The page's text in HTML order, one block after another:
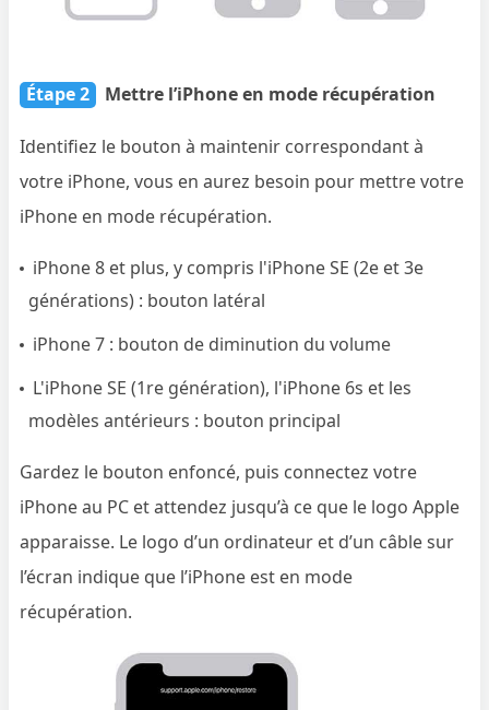
Étape 2 Mettre l’iPhone en mode récupération
Identifiez le bouton à maintenir correspondant à
votre iPhone, vous en aurez besoin pour mettre votre
iPhone en mode récupération.
iPhone 8 et plus, y compris l'iPhone SE (2e et 3e
générations) : bouton latéral
iPhone 7 : bouton de diminution du volume
L'iPhone SE (1re génération), l'iPhone 6s et les
modèles antérieurs : bouton principal
Gardez le bouton enfoncé, puis connectez votre
iPhone au PC et attendez jusqu’à ce que le logo Apple
apparaisse. Le logo d’un ordinateur et d’un câble sur
l’écran indique que l’iPhone est en mode
récupération.